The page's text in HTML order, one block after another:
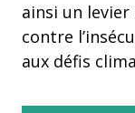
ainsi un
contre
aux défis